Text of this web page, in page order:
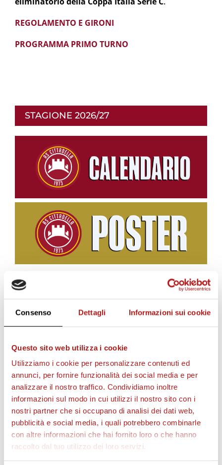
Consenso Dettagli Informazioni sui cookie
Questo sito web utilizza i cookie
Utilizziamo i cookie per personalizzare contenuti ed
annunci, per fornire funzionalità dei social media e per
analizzare il nostro traffico. Condividiamo inoltre
informazioni sul modo in cui utilizzi il nostro sito con i
nostri partner che si occupano di analisi dei dati web,
pubblicità e social media, i quali potrebbero combinarle
con altre informazioni che hai fornito loro o che hanno
raccolto dal tuo utilizzo dei loro servizi.
REGOLAMENTO E GIRONI
PROGRAMMA PRIMO TURNO
STAGIONE 2026/27
BIGLIETTI
AS CITTADELLA STORE